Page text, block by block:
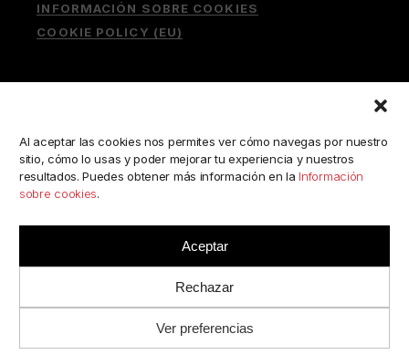
Al aceptar las cookies nos permites ver cómo navegas por nuestro
sitio, cómo lo usas y poder mejorar tu experiencia y nuestros
resultados. Puedes obtener más información en la Información
sobre cookies.
Aceptar
Rechazar
Ver preferencias
INFORMACIÓN SOBRE COOKIES
COOKIE POLICY (EU)
Buscar:
//CAMERABOOKSHOP
DERECHOS RESERVADOS.